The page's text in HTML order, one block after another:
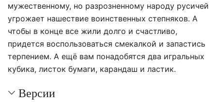
мужественному, но разрозненному народу русичей
угрожает нашествие воинственных степняков. А
чтобы в конце все жили долго и счастливо,
придется воспользоваться смекалкой и запастись
терпением. А ещё вам понадобятся два игральных
кубика, листок бумаги, карандаш и ластик.
Версии